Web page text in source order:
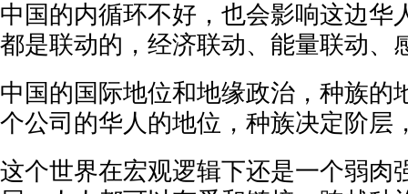
中国的内循环不好，也会影响这边华
都是联动的，经济联动、能量联动、
中国的国际地位和地缘政治，种族的
个公司的华人的地位，种族决定阶层
这个世界在宏观逻辑下还是一个弱肉